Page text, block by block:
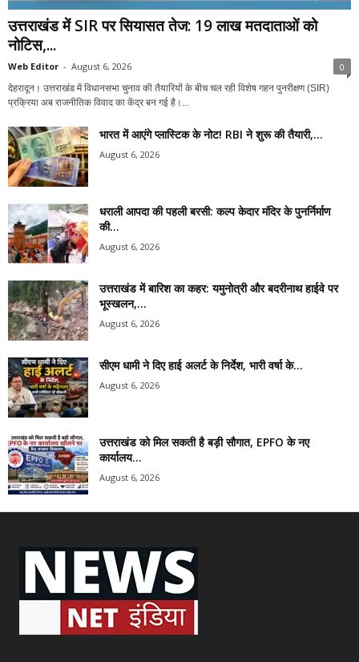
उत्तराखंड में SIR पर सियासत तेज: 19 लाख मतदाताओं को
नोटिस,...
Web Editor - August 6, 2026 0
देहरादून। उत्तराखंड में विधानसभा चुनाव की तैयारियों के बीच चल रही विशेष गहन पुनरीक्षण (SIR)
प्रक्रिया अब राजनीतिक विवाद का केंद्र बन गई है।...
भारत में आएंगे प्लास्टिक के नोट! RBI ने शुरू की तैयारी,...
August 6, 2026
धराली आपदा की पहली बरसी: कल्प केदार मंदिर के पुनर्निर्माण
की...
August 6, 2026
उत्तराखंड में बारिश का कहर: यमुनोत्री और बदरीनाथ हाईवे पर
भूस्खलन,...
August 6, 2026
सीएम धामी ने दिए हाई अलर्ट के निर्देश, भारी वर्षा के...
August 6, 2026
उत्तराखंड को मिल सकती है बड़ी सौगात, EPFO के नए
कार्यालय...
August 6, 2026